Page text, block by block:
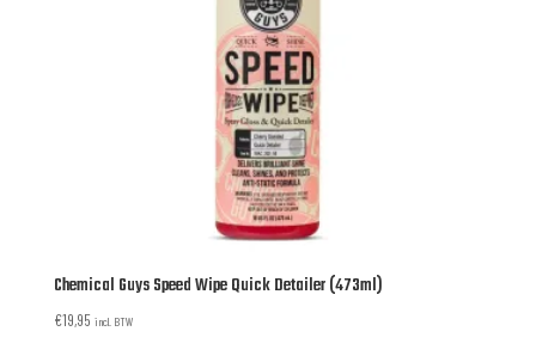
Chemical Guys Speed Wipe Quick Detailer (473ml)
€19,95 incl. BTW